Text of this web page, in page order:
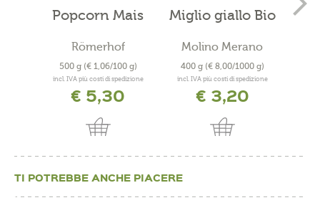
Popcorn Mais
Römerhof
500 g (€ 1,06/100 g)
incl. IVA più costi di spedizione
€ 5,30
Miglio giallo Bio
Molino Merano
400 g (€ 8,00/1000 g)
incl. IVA più costi di spedizione
€ 3,20
TI POTREBBE ANCHE PIACERE